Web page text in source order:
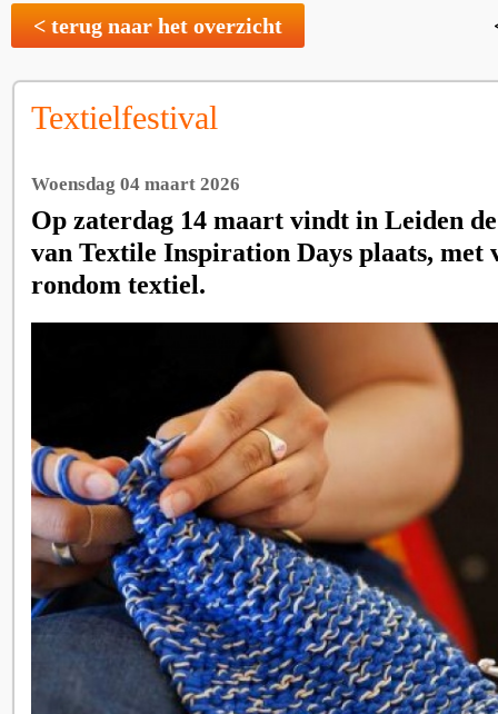
< terug naar het overzicht
Textielfestival
Woensdag 04 maart 2026
Op zaterdag 14 maart vindt in Leiden
van Textile Inspiration Days plaats, met
rondom textiel.